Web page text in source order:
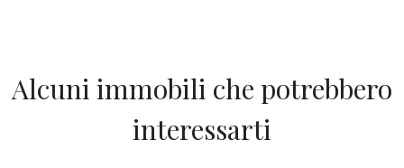
Alcuni immobili che potrebbero
interessarti